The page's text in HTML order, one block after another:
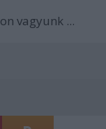
vagyunk ...